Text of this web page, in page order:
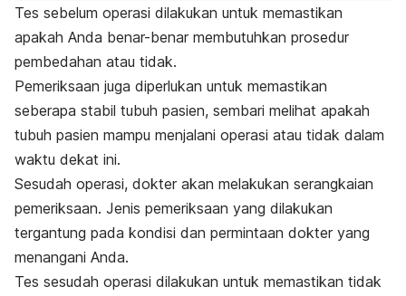
Tes sebelum operasi dilakukan untuk memastikan
apakah Anda benar-benar membutuhkan prosedur
pembedahan atau tidak.
Pemeriksaan juga diperlukan untuk memastikan
seberapa stabil tubuh pasien, sembari melihat apakah
tubuh pasien mampu menjalani operasi atau tidak dalam
waktu dekat ini.
Sesudah operasi, dokter akan melakukan serangkaian
pemeriksaan. Jenis pemeriksaan yang dilakukan
tergantung pada kondisi dan permintaan dokter yang
menangani Anda.
Tes sesudah operasi dilakukan untuk memastikan tidak